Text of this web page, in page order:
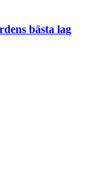
bästa lag